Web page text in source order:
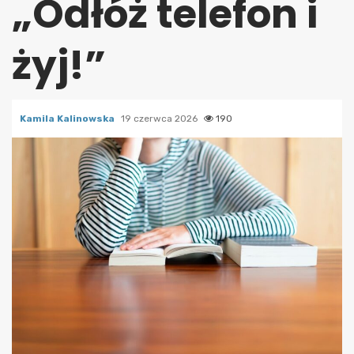
„Odłóż telefon i
żyj!”
Kamila Kalinowska 19 czerwca 2026 190